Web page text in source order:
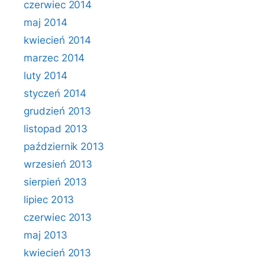
czerwiec 2014
maj 2014
kwiecień 2014
marzec 2014
luty 2014
styczeń 2014
grudzień 2013
listopad 2013
październik 2013
wrzesień 2013
sierpień 2013
lipiec 2013
czerwiec 2013
maj 2013
kwiecień 2013